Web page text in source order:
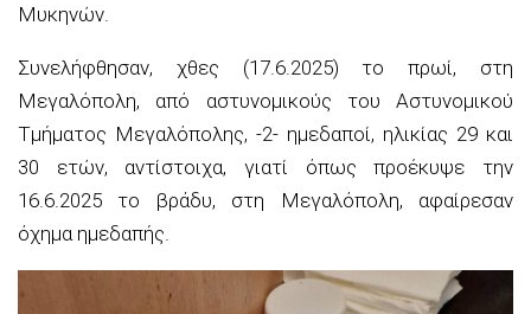
Μυκηνών.
Συνελήφθησαν, χθες (17.6.2025) το πρωί, στη
Μεγαλόπολη, από αστυνομικούς του Αστυνομικού
Τμήματος Μεγαλόπολης, -2- ημεδαποί, ηλικίας 29 και
30 ετών, αντίστοιχα, γιατί όπως προέκυψε την
16.6.2025 το βράδυ, στη Μεγαλόπολη, αφαίρεσαν
όχημα ημεδαπής.